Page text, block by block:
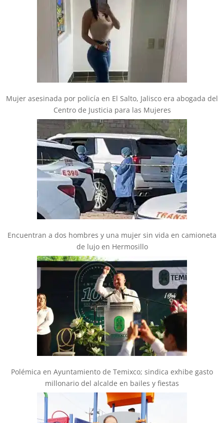
Mujer asesinada por policía en El Salto, Jalisco era abogada del
Centro de Justicia para las Mujeres
Encuentran a dos hombres y una mujer sin vida en camioneta
de lujo en Hermosillo
Polémica en Ayuntamiento de Temixco; sindica exhibe gasto
millonario del alcalde en bailes y fiestas